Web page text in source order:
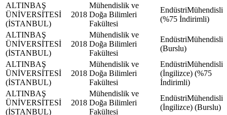
ALTINBAŞ
ÜNİVERSİTESİ
(İSTANBUL)
2018
Mühendislik ve
Doğa Bilimleri
Fakültesi
(%75 İndirimli)
ALTINBAŞ
ÜNİVERSİTESİ
(İSTANBUL)
2018
Mühendislik ve
Doğa Bilimleri
Fakültesi
(Burslu)
ALTINBAŞ
ÜNİVERSİTESİ
(İSTANBUL)
2018
Mühendislik ve
Doğa Bilimleri
Fakültesi
(İngilizce) (%75
İndirimli)
ALTINBAŞ
ÜNİVERSİTESİ
(İSTANBUL)
2018
Mühendislik ve
Doğa Bilimleri
Fakültesi
(İngilizce) (Burslu)